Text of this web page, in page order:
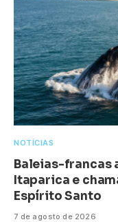
NOTÍCIAS
Baleias-francas
Itaparica e
Espírito Santo
7 de agosto de 2026